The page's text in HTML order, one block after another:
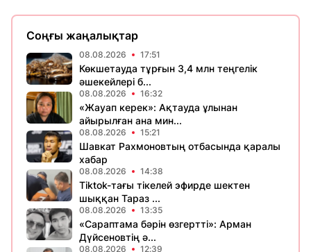
Соңғы жаңалықтар
08.08.2026 17:51
Көкшетауда тұрғын 3,4 млн теңгелік
әшекейлері б...
08.08.2026 16:32
«Жауап керек»: Ақтауда ұлынан
айырылған ана мин...
08.08.2026 15:21
Шавкат Рахмоновтың отбасында қаралы
хабар
08.08.2026 14:38
Tiktok-тағы тікелей эфирде шектен
шыққан Тараз ...
08.08.2026 13:35
«Сараптама бәрін өзгертті»: Арман
Дүйсеновтің ә...
08.08.2026 12:39